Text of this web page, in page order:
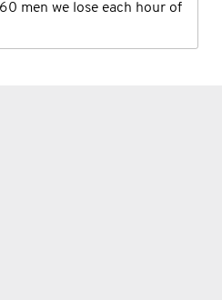
men we lose each hour of